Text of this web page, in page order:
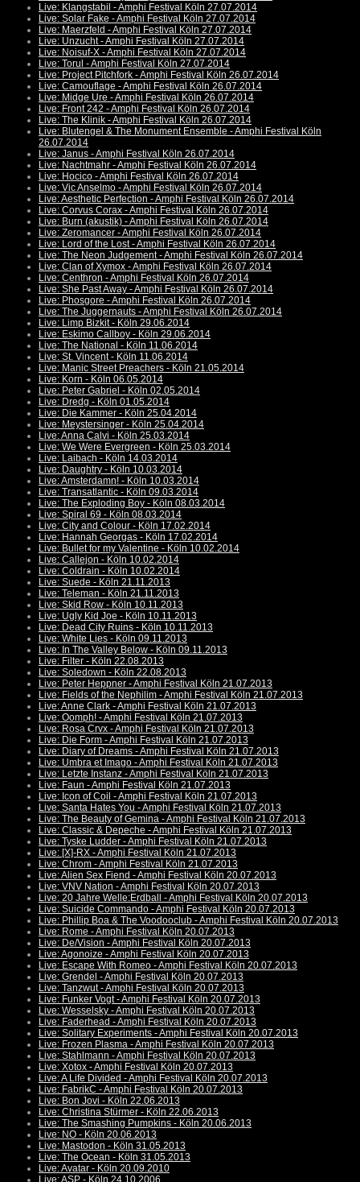
Live: Klangstabil - Amphi Festival Köln 27.07.2014
Live: Solar Fake - Amphi Festival Köln 27.07.2014
Live: Maerzfeld - Amphi Festival Köln 27.07.2014
Live: Unzucht - Amphi Festival Köln 27.07.2014
Live: Noisuf-X - Amphi Festival Köln 27.07.2014
Live: Torul - Amphi Festival Köln 27.07.2014
Live: Project Pitchfork - Amphi Festival Köln 26.07.2014
Live: Camouflage - Amphi Festival Köln 26.07.2014
Live: Midge Ure - Amphi Festival Köln 26.07.2014
Live: Front 242 - Amphi Festival Köln 26.07.2014
Live: The Klinik - Amphi Festival Köln 26.07.2014
Live: Blutengel & The Monument Ensemble - Amphi Festival Köln
26.07.2014
Live: Janus - Amphi Festival Köln 26.07.2014
Live: Nachtmahr - Amphi Festival Köln 26.07.2014
Live: Hocico - Amphi Festival Köln 26.07.2014
Live: Vic Anselmo - Amphi Festival Köln 26.07.2014
Live: Aesthetic Perfection - Amphi Festival Köln 26.07.2014
Live: Corvus Corax - Amphi Festival Köln 26.07.2014
Live: Burn (akustik) - Amphi Festival Köln 26.07.2014
Live: Zeromancer - Amphi Festival Köln 26.07.2014
Live: Lord of the Lost - Amphi Festival Köln 26.07.2014
Live: The Neon Judgement - Amphi Festival Köln 26.07.2014
Live: Clan of Xymox - Amphi Festival Köln 26.07.2014
Live: Centhron - Amphi Festival Köln 26.07.2014
Live: She Past Away - Amphi Festival Köln 26.07.2014
Live: Phosgore - Amphi Festival Köln 26.07.2014
Live: The Juggernauts - Amphi Festival Köln 26.07.2014
Live: Limp Bizkit - Köln 29.06.2014
Live: Eskimo Callboy - Köln 29.06.2014
Live: The National - Köln 11.06.2014
Live: St. Vincent - Köln 11.06.2014
Live: Manic Street Preachers - Köln 21.05.2014
Live: Korn - Köln 06.05.2014
Live: Peter Gabriel - Köln 02.05.2014
Live: Dredg - Köln 01.05.2014
Live: Die Kammer - Köln 25.04.2014
Live: Meystersinger - Köln 25.04.2014
Live: Anna Calvi - Köln 25.03.2014
Live: We Were Evergreen - Köln 25.03.2014
Live: Laibach - Köln 14.03.2014
Live: Daughtry - Köln 10.03.2014
Live: Amsterdamn! - Köln 10.03.2014
Live: Transatlantic - Köln 09.03.2014
Live: The Exploding Boy - Köln 08.03.2014
Live: Spiral 69 - Köln 08.03.2014
Live: City and Colour - Köln 17.02.2014
Live: Hannah Georgas - Köln 17.02.2014
Live: Bullet for my Valentine - Köln 10.02.2014
Live: Callejon - Köln 10.02.2014
Live: Coldrain - Köln 10.02.2014
Live: Suede - Köln 21.11.2013
Live: Teleman - Köln 21.11.2013
Live: Skid Row - Köln 10.11.2013
Live: Ugly Kid Joe - Köln 10.11.2013
Live: Dead City Ruins - Köln 10.11.2013
Live: White Lies - Köln 09.11.2013
Live: In The Valley Below - Köln 09.11.2013
Live: Filter - Köln 22.08.2013
Live: Soledown - Köln 22.08.2013
Live: Peter Heppner - Amphi Festival Köln 21.07.2013
Live: Fields of the Nephilim - Amphi Festival Köln 21.07.2013
Live: Anne Clark - Amphi Festival Köln 21.07.2013
Live: Oomph! - Amphi Festival Köln 21.07.2013
Live: Rosa Crvx - Amphi Festival Köln 21.07.2013
Live: Die Form - Amphi Festival Köln 21.07.2013
Live: Diary of Dreams - Amphi Festival Köln 21.07.2013
Live: Umbra et Imago - Amphi Festival Köln 21.07.2013
Live: Letzte Instanz - Amphi Festival Köln 21.07.2013
Live: Faun - Amphi Festival Köln 21.07.2013
Live: Icon of Coil - Amphi Festival Köln 21.07.2013
Live: Santa Hates You - Amphi Festival Köln 21.07.2013
Live: The Beauty of Gemina - Amphi Festival Köln 21.07.2013
Live: Classic & Depeche - Amphi Festival Köln 21.07.2013
Live: Tyske Ludder - Amphi Festival Köln 21.07.2013
Live: [X]-RX - Amphi Festival Köln 21.07.2013
Live: Chrom - Amphi Festival Köln 21.07.2013
Live: Alien Sex Fiend - Amphi Festival Köln 20.07.2013
Live: VNV Nation - Amphi Festival Köln 20.07.2013
Live: 20 Jahre Welle:Erdball - Amphi Festival Köln 20.07.2013
Live: Suicide Commando - Amphi Festival Köln 20.07.2013
Live: Phillip Boa & The Voodooclub - Amphi Festival Köln 20.07.2013
Live: Rome - Amphi Festival Köln 20.07.2013
Live: De/Vision - Amphi Festival Köln 20.07.2013
Live: Agonoize - Amphi Festival Köln 20.07.2013
Live: Escape With Romeo - Amphi Festival Köln 20.07.2013
Live: Grendel - Amphi Festival Köln 20.07.2013
Live: Tanzwut - Amphi Festival Köln 20.07.2013
Live: Funker Vogt - Amphi Festival Köln 20.07.2013
Live: Wesselsky - Amphi Festival Köln 20.07.2013
Live: Faderhead - Amphi Festival Köln 20.07.2013
Live: Solitary Experiments - Amphi Festival Köln 20.07.2013
Live: Frozen Plasma - Amphi Festival Köln 20.07.2013
Live: Stahlmann - Amphi Festival Köln 20.07.2013
Live: Xotox - Amphi Festival Köln 20.07.2013
Live: A Life Divided - Amphi Festival Köln 20.07.2013
Live: FabrikC - Amphi Festival Köln 20.07.2013
Live: Bon Jovi - Köln 22.06.2013
Live: Christina Stürmer - Köln 22.06.2013
Live: The Smashing Pumpkins - Köln 20.06.2013
Live: NO - Köln 20.06.2013
Live: Mastodon - Köln 31.05.2013
Live: The Ocean - Köln 31.05.2013
Live: Avatar - Köln 20.09.2010